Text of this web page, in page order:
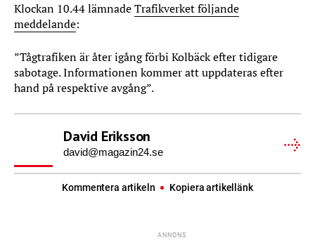
Klockan 10.44 lämnadeTrafikverket följande
meddelande:
”Tågtrafiken är åter igång förbi Kolbäck efter tidigare
sabotage. Informationen kommer att uppdateras efter
hand på respektive avgång”.
David Eriksson
david@magazin24.se
Kommentera artikeln Kopiera artikellänk